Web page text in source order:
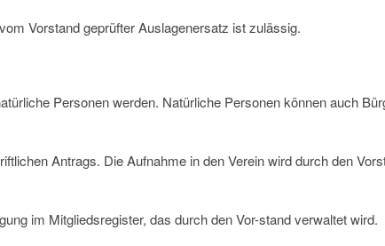
Vorstand geprüfter Auslagenersatz ist zulässig.
Personen werden. Natürliche Personen können auch
Antrags. Die Aufnahme in den Verein wird durch den
im Mitgliedsregister, das durch den Vor-stand verwaltet wird.